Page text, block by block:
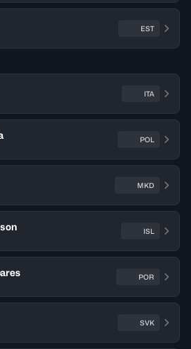
EST
ITA
POL
MKD
ISL
POR
SVK